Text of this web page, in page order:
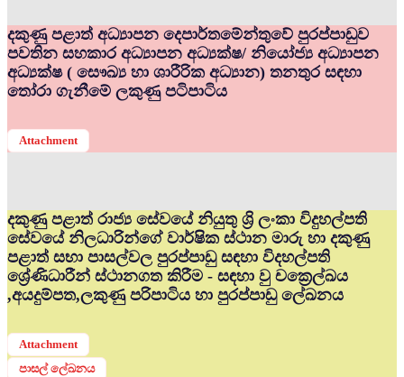
දකුණු පළාත් අධ්‍යාපන දෙපාර්තමේන්තුවේ පුරප්පාඩුව
පවතින සහකාර අධ්‍යාපන අධ්‍යක්ෂ/ නියෝජ්‍ය අධ්‍යාපන
අධ්‍යක්ෂ ( සෞඛ්‍ය හා ශාරීරික අධ්‍යාන) තනතුර සඳහා
තෝරා ගැනීමේ ලකුණු පටිපාටිය
Attachment
දකුණු පළාත් රාජ්‍ය සේවයේ නියුතු ශ්‍රි ලංකා විදුහල්පති
සේවයේ නිලධාරින්ගේ වාර්ෂික ස්ථාන මාරු හා දකුණු
පළාත් සභා පාසල්වල පුරප්පාඩු සඳහා විදහල්පති
ශ්‍රේණිධාරීන් ස්ථානගත කිරීම - සඳහා වු චක්‍රෙල්ඛය
,අයදුම්පත,ලකුණු පරිපාටිය හා පුරප්පාඩු ලේඛනය
Attachment
පාසල් ලේඛනය